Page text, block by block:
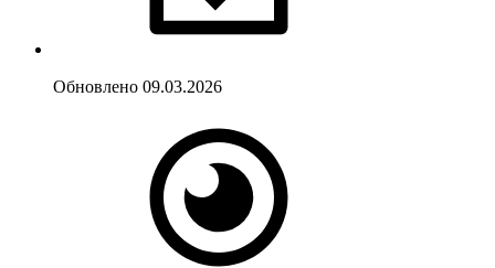
Обновлено 09.03.2026